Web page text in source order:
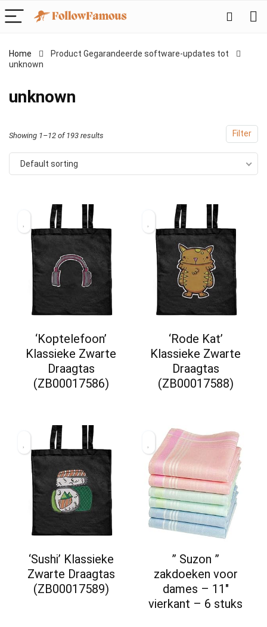
Home Product Gegarandeerde software-updates tot
unknown
‎unknown
Filter
Showing 1–12 of 193 results
Default sorting
‘Koptelefoon’
Klassieke Zwarte
Draagtas
(ZB00017586)
‘Rode Kat’
Klassieke Zwarte
Draagtas
(ZB00017588)
‘Sushi’ Klassieke
Zwarte Draagtas
(ZB00017589)
” Suzon ”
zakdoeken voor
dames – 11″
vierkant – 6 stuks